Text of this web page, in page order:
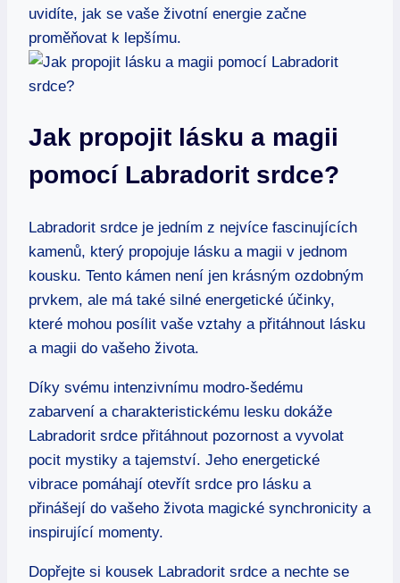
uvidíte, jak se vaše životní energie začne
proměňovat k lepšímu.
Jak propojit lásku a magii
pomocí Labradorit srdce?
Labradorit srdce je jedním z nejvíce fascinujících
kamenů, který propojuje lásku a magii v jednom
kousku. Tento kámen není jen krásným ozdobným
prvkem, ale má také silné energetické účinky,
které mohou posílit vaše vztahy a přitáhnout lásku
a magii do vašeho života.
Díky svému intenzivnímu modro-šedému
zabarvení a charakteristickému lesku dokáže
Labradorit srdce přitáhnout pozornost a vyvolat
pocit mystiky a tajemství. Jeho energetické
vibrace pomáhají otevřít srdce pro lásku a
přinášejí do vašeho života magické synchronicity a
inspirující momenty.
Dopřejte si kousek Labradorit srdce a nechte se